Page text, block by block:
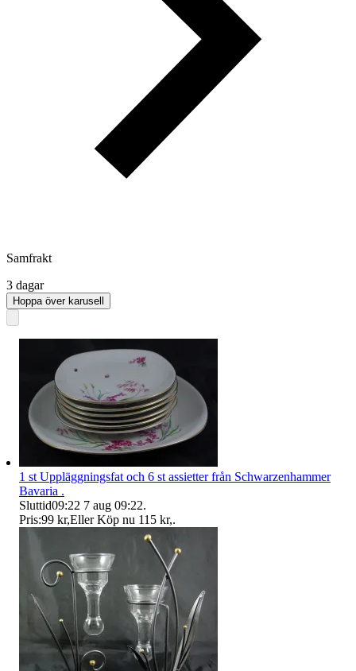
Samfrakt
3 dagar
Hoppa över karusell
1 st Uppläggningsfat och 6 st assietter från Schwarzenhammer
Bavaria .
Sluttid09:22 7 aug 09:22.
Pris:99 kr,Eller Köp nu 115 kr,.